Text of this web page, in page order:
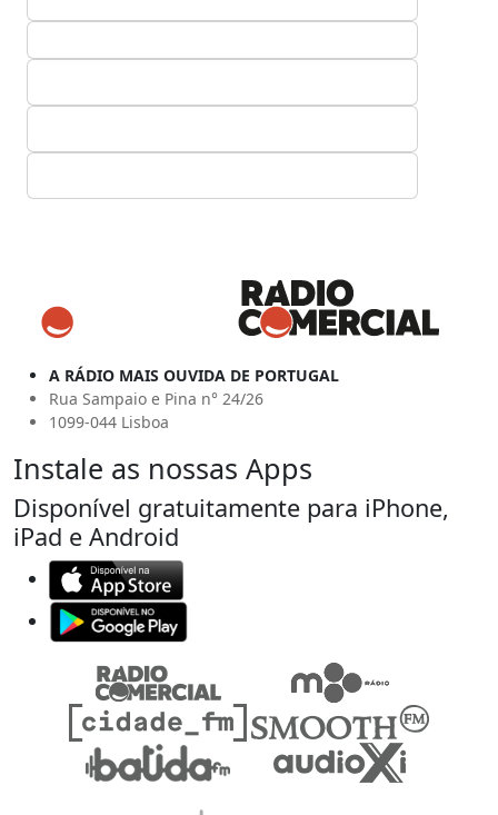
A RÁDIO MAIS OUVIDA DE PORTUGAL
Rua Sampaio e Pina n° 24/26
1099-044 Lisboa
Instale as nossas Apps
Disponível gratuitamente para iPhone,
iPad e Android